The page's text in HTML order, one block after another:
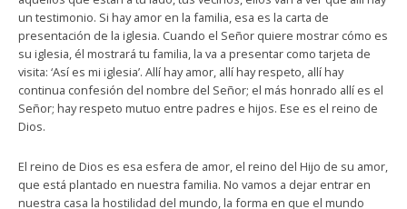
un testimonio. Si hay amor en la familia, esa es la carta de
presentación de la iglesia. Cuando el Señor quiere mostrar cómo es
su iglesia, él mostrará tu familia, la va a presentar como tarjeta de
visita: ‘Así es mi iglesia’. Allí hay amor, allí hay respeto, allí hay
continua confesión del nombre del Señor; el más honrado allí es el
Señor; hay respeto mutuo entre padres e hijos. Ese es el reino de
Dios.
El reino de Dios es esa esfera de amor, el reino del Hijo de su amor,
que está plantado en nuestra familia. No vamos a dejar entrar en
nuestra casa la hostilidad del mundo, la forma en que el mundo